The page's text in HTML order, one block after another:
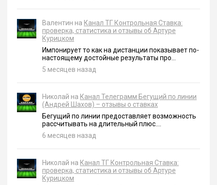
Валентин на Канал ТГ Контрольная Ставка:
проверка, статистика и отзывы об Артуре
Курицком
Импонирует то как на дистанции показывает по-
настоящему достойные результаты про...
5 месяцев назад
Николай на Канал Телеграмм Бегущий по линии
(Андрей Шахов) – отзывы о ставках
Бегущий по линии предоставляет возможность
рассчитывать на длительный плюс....
6 месяцев назад
Николай на Канал ТГ Контрольная Ставка:
проверка, статистика и отзывы об Артуре
Курицком